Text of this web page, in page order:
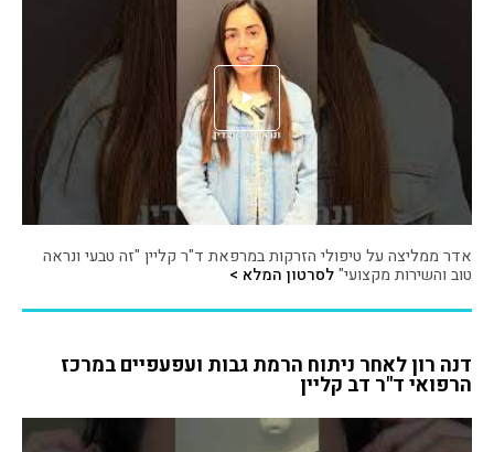
אדר ממליצה על טיפולי הזרקות במרפאת ד"ר קליין "זה טבעי ונראה
טוב והשירות מקצועי"לסרטון המלא >
דנה רון לאחר ניתוח הרמת גבות ועפעפיים במרכז
הרפואי ד"ר דב קליין